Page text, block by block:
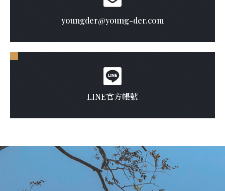
youngder@young-der.com
LINE官方帳號